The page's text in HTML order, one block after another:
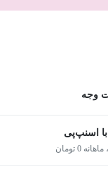
وجه
اسنپ‌پی